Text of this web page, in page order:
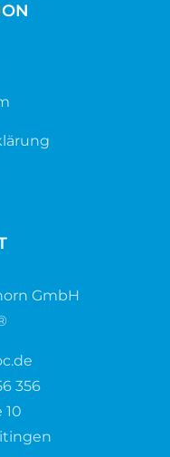
GmbH
356
10